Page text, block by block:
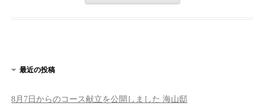
最近の投稿
8月7日からのコース献立を公開しました 海山邸